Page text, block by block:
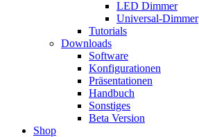
LED Dimmer
Universal-Dimmer
Tutorials
Downloads
Software
Konfigurationen
Präsentationen
Handbuch
Sonstiges
Beta Version
Shop